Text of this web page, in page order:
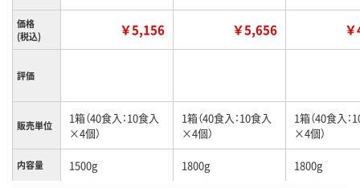
価格
(税込)
￥5,156 ￥5,656
評価
販売単位
1箱（40食入：10食入
×4個）
1箱（40食入：10食入
×4個）
1箱（40食入：
×4個）
内容量 1500g 1800g 1800g